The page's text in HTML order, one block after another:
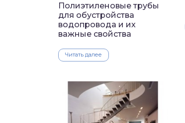
Полиэтиленовые трубы
для обустройства
водопровода и их
важные свойства
Читать далее